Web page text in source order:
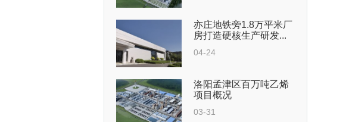
亦庄地铁旁1.8万平米厂
房打造硬核生产研发...
04-24
洛阳孟津区百万吨乙烯
项目概况
03-31